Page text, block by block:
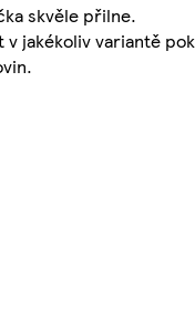
skvěle přilne.
jakékoliv variantě